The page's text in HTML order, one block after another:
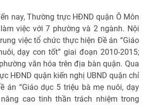
nay, Thường trực HĐND quận Ô Môn
việc với 7 phường và 2 ngành. Nội
việc tổ chức thực hiện Đề án “Giáo
dạy con tốt” giai đoạn 2010-2015;
văn hóa trên địa bàn quận. Qua
HĐND quận kiến nghị UBND quận chỉ
án “Giáo dục 5 triệu bà mẹ nuôi, dạy
cao tinh thần trách nhiệm trong